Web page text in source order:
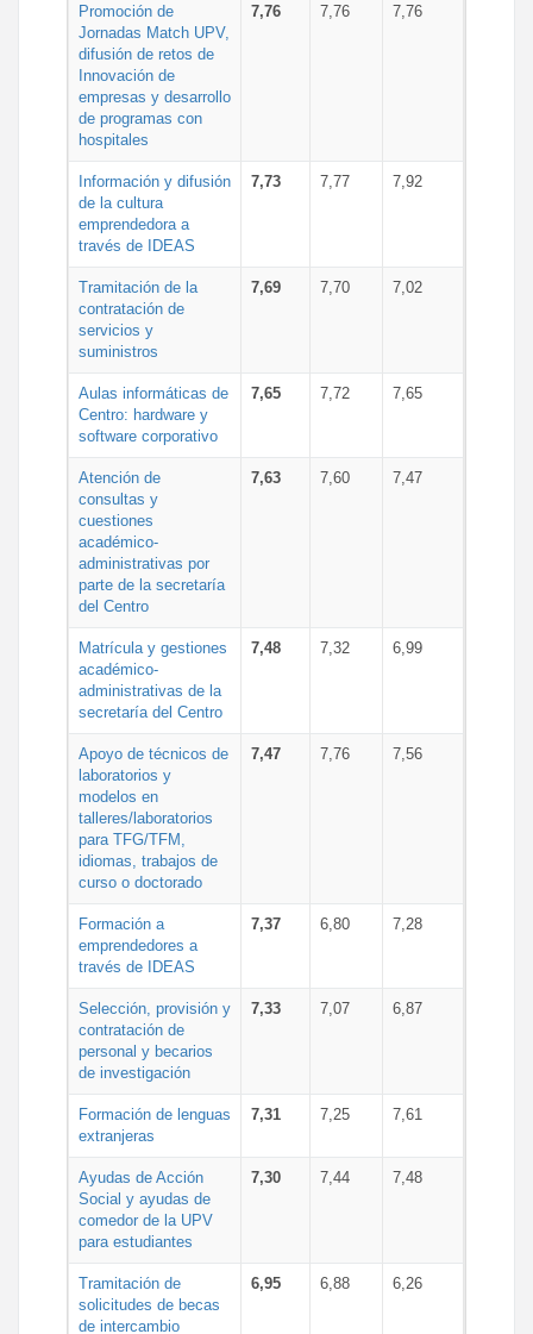
Promoción de
Jornadas Match UPV,
difusión de retos de
Innovación de
empresas y desarrollo
de programas con
hospitales
7,76 7,76 7,76
Información y difusión
de la cultura
emprendedora a
través de IDEAS
7,73 7,77 7,92
Tramitación de la
contratación de
servicios y
suministros
7,69 7,70 7,02
Aulas informáticas de
Centro: hardware y
software corporativo
7,65 7,72 7,65
Atención de
consultas y
cuestiones
académico-
administrativas por
parte de la secretaría
del Centro
7,63 7,60 7,47
Matrícula y gestiones
académico-
administrativas de la
secretaría del Centro
7,48 7,32 6,99
Apoyo de técnicos de
laboratorios y
modelos en
talleres/laboratorios
para TFG/TFM,
idiomas, trabajos de
curso o doctorado
7,47 7,76 7,56
Formación a
emprendedores a
través de IDEAS
7,37 6,80 7,28
Selección, provisión y
contratación de
personal y becarios
de investigación
7,33 7,07 6,87
Formación de lenguas
extranjeras
7,31 7,25 7,61
Ayudas de Acción
Social y ayudas de
comedor de la UPV
para estudiantes
7,30 7,44 7,48
Tramitación de
solicitudes de becas
de intercambio
6,95 6,88 6,26